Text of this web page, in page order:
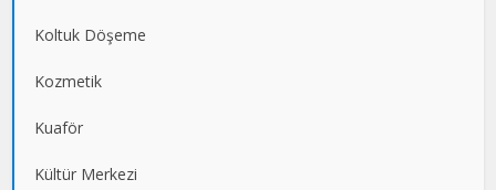
Koltuk Döşeme
Kozmetik
Kuaför
Kültür Merkezi